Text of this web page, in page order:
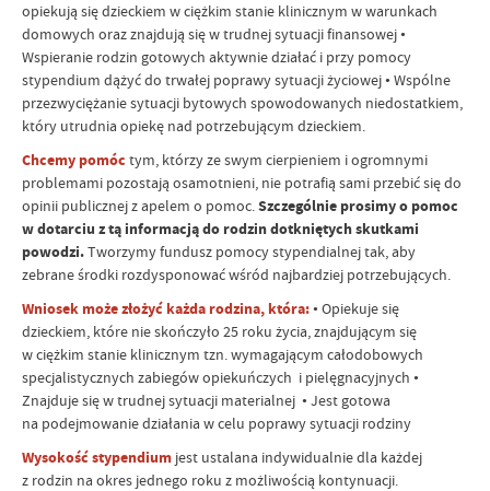
opiekują się dzieckiem w ciężkim stanie klinicznym w warunkach
domowych oraz znajdują się w trudnej sytuacji finansowej •
Wspieranie rodzin gotowych aktywnie działać i przy pomocy
stypendium dążyć do trwałej poprawy sytuacji życiowej • Wspólne
przezwyciężanie sytuacji bytowych spowodowanych niedostatkiem,
który utrudnia opiekę nad potrzebującym dzieckiem.
Chcemy pomóc tym, którzy ze swym cierpieniem i ogromnymi
problemami pozostają osamotnieni, nie potrafią sami przebić się do
opinii publicznej z apelem o pomoc.Szczególnie prosimy o pomoc
w dotarciu z tą informacją do rodzin dotkniętych skutkami
powodzi.Tworzymy fundusz pomocy stypendialnej tak, aby
zebrane środki rozdysponować wśród najbardziej potrzebujących.
Wniosek może złożyć każda rodzina, która:• Opiekuje się
dzieckiem, które nie skończyło 25 roku życia, znajdującym się
w ciężkim stanie klinicznym tzn. wymagającym całodobowych
specjalistycznych zabiegów opiekuńczych i pielęgnacyjnych •
Znajduje się w trudnej sytuacji materialnej • Jest gotowa
na podejmowanie działania w celu poprawy sytuacji rodziny
Wysokość stypendium jest ustalana indywidualnie dla każdej
z rodzin na okres jednego roku z możliwością kontynuacji.